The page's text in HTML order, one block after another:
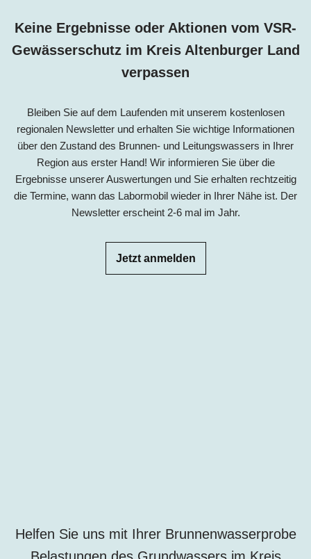
Keine Ergebnisse oder Aktionen vom VSR-
Gewässerschutz im Kreis Altenburger Land
verpassen
Bleiben Sie auf dem Laufenden mit unserem kostenlosen
regionalen Newsletter und erhalten Sie wichtige Informationen
über den Zustand des Brunnen- und Leitungswassers in Ihrer
Region aus erster Hand! Wir informieren Sie über die
Ergebnisse unserer Auswertungen und Sie erhalten rechtzeitig
die Termine, wann das Labormobil wieder in Ihrer Nähe ist. Der
Newsletter erscheint 2-6 mal im Jahr.
Jetzt anmelden
Helfen Sie uns mit Ihrer Brunnenwasserprobe